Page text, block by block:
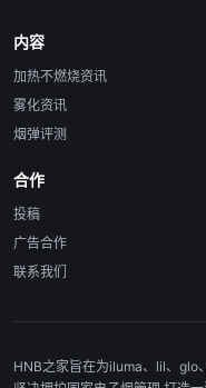
内容
加热不燃烧资讯
雾化资讯
烟弹评测
合作
投稿
广告合作
联系我们
HNB之家旨在为iluma、lil、glo